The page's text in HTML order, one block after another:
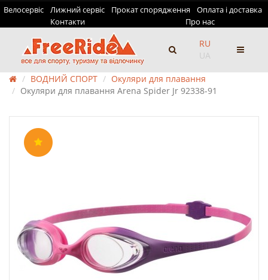
Велосервіс Лижний сервіс Прокат спорядження
Оплата і доставка
Контакти
Про нас
RU
UA
ВОДНИЙ СПОРТ
Окуляри для плавання
Окуляри для плавання Arena Spider Jr 92338-91